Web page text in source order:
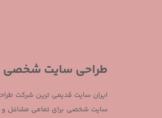
طراحی سایت شخصی
ایران سایت قدیمی ترین شرکت
سایت شخصی برای تمامی مشاغل